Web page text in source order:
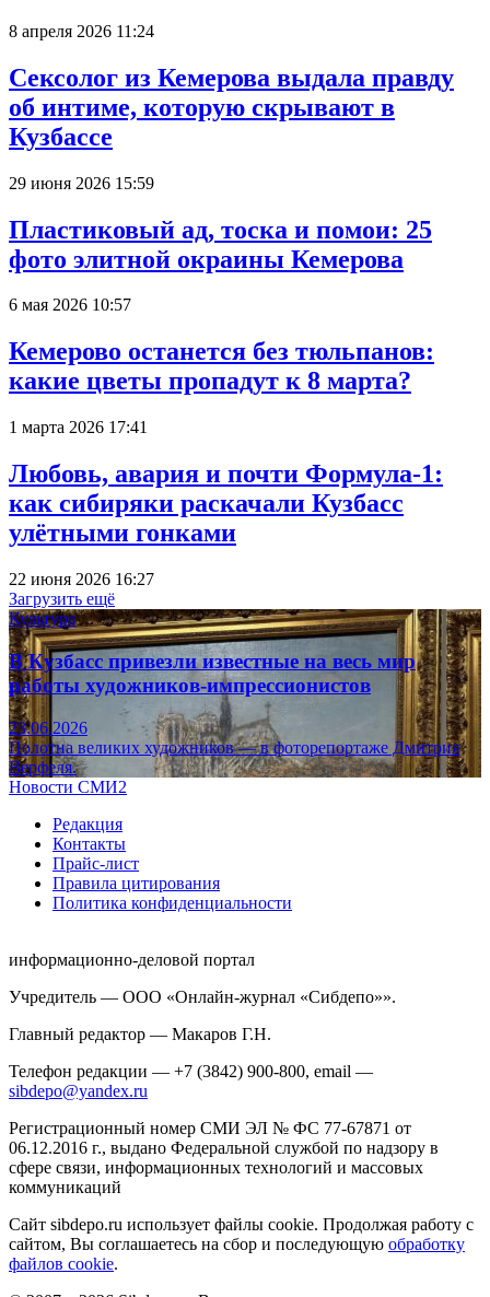
8 апреля 2026 11:24
Сексолог из Кемерова выдала правду
об интиме, которую скрывают в
Кузбассе
29 июня 2026 15:59
Пластиковый ад, тоска и помои: 25
фото элитной окраины Кемерова
6 мая 2026 10:57
Кемерово останется без тюльпанов:
какие цветы пропадут к 8 марта?
1 марта 2026 17:41
Любовь, авария и почти Формула-1:
как сибиряки раскачали Кузбасс
улётными гонками
22 июня 2026 16:27
Загрузить ещё
Культура
В Кузбасс привезли известные на весь мир
работы художников-импрессионистов
23.06.2026
Полотна великих художников — в фоторепортаже Дмитрия
Верфеля.
Новости СМИ2
Редакция
Контакты
Прайс-лист
Правила цитирования
Политика конфиденциальности
информационно-деловой портал
Учредитель — ООО «Онлайн-журнал «Сибдепо»».
Главный редактор — Макаров Г.Н.
Телефон редакции — +7 (3842) 900-800, email —
sibdepo@yandex.ru
Регистрационный номер СМИ ЭЛ № ФС 77-67871 от
06.12.2016 г., выдано Федеральной службой по надзору в
сфере связи, информационных технологий и массовых
коммуникаций
Сайт sibdepo.ru использует файлы cookie. Продолжая работу с
сайтом, Вы соглашаетесь на сбор и последующую обработку
файлов cookie.